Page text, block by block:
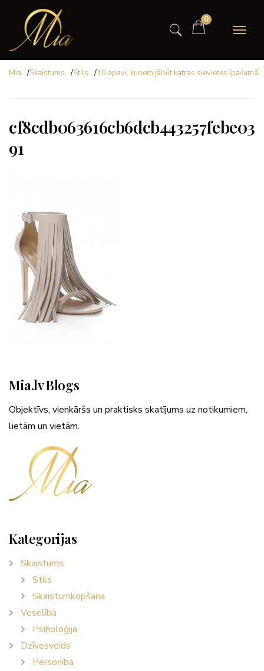
0
Mia /Skaistums /Stils /10 apavi, kuriem jābūt katras sievietes īpašumā
cf8cdb063616cb6dcb443257febe03
91
Mia.lv Blogs
Objektīvs, vienkāršs un praktisks skatījums uz notikumiem,
lietām un vietām.
Kategorijas
Skaistums
Stils
Skaistumkopšana
Veselība
Psiholoģija
Dzīvesveids
Personība